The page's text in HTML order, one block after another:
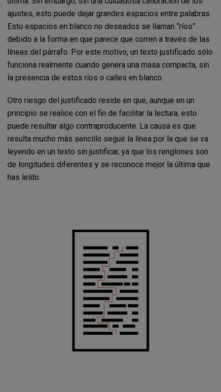
ajustes, esto puede dejar grandes espacios entre palabras.
Esto espacios en blanco no deseados se llaman “ríos”
debido a la forma en que parece que corren a través de las
líneas del párrafo. Por este motivo, un texto justificado sólo
funciona realmente cuando genera una masa compacta, sin
la presencia de estos ríos o calles en blanco.
Otro riesgo del justificado reside en que, aunque en un
principio se realice con el fin de facilitar la lectura, esto
puede resultar algo contraproducente. La causa es que
resulta mucho más sencillo seguir la línea por la que se va
leyendo en un texto sin justificar, ya que los renglones son
de longitudes diferentes y se reconoce mejor la última que
has leído.